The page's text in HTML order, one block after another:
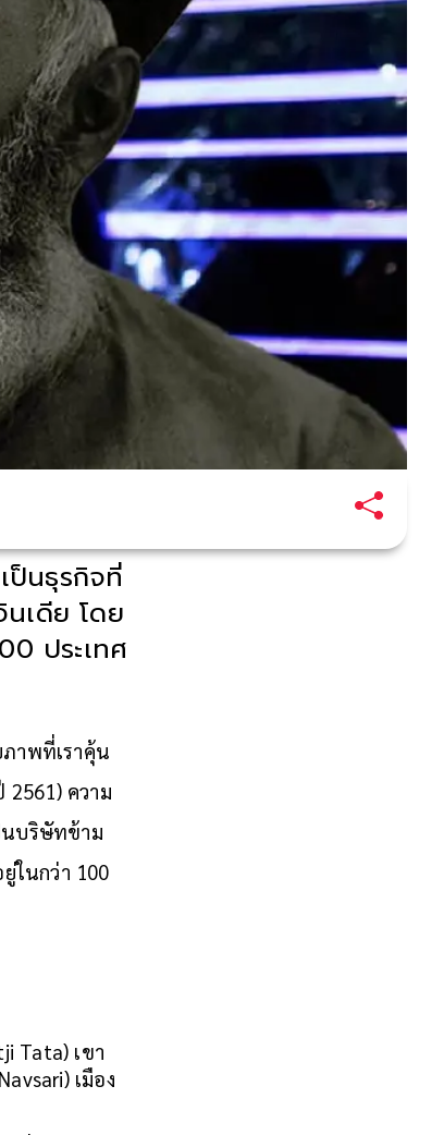
ป็นธุรกิจที่
เดีย โดย
ประเทศ
ภาพที่เราคุ้น
ความ
นบริษัทข้าม
ในกว่า 100
Tata) เขา
เมือง